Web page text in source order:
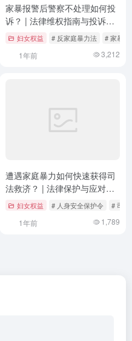
# 法律援助申请
家暴报警后警察不处理如何投
诉？ | 法律维权指南与投诉渠
道详解
妇女权益 # 反家庭暴力法 # 家暴投
1年前 3,212
# 在线咨询
遭遇家庭暴力如何快速获得司
法救济？ | 法律保护与应对策
略 妇女权益 # 人身安全保护令 # 司法
1年前 1,789